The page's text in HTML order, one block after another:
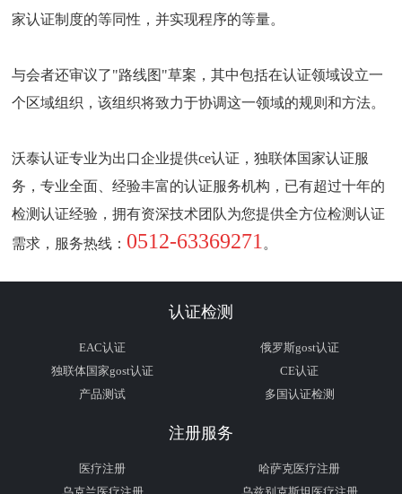
家认证制度的等同性，并实现程序的等量。
与会者还审议了"路线图"草案，其中包括在认证领域设立一
个区域组织，该组织将致力于协调这一领域的规则和方法。
沃泰认证专业为出口企业提供ce认证，独联体国家认证服
务，专业全面、经验丰富的认证服务机构，已有超过十年的
检测认证经验，拥有资深技术团队为您提供全方位检测认证
需求，服务热线： 0512-63369271 。
认证检测
EAC认证
俄罗斯gost认证
独联体国家gost认证
CE认证
产品测试
多国认证检测
注册服务
医疗注册
哈萨克医疗注册